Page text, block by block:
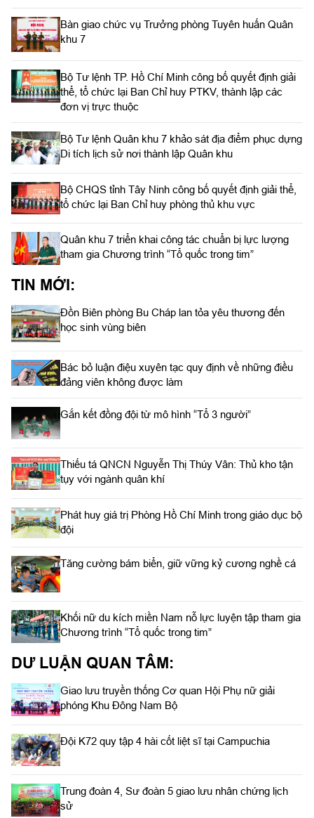
Bàn giao chức vụ Trưởng phòng Tuyên huấn Quân
khu 7
Bộ Tư lệnh TP. Hồ Chí Minh công bố quyết định giải
thể, tổ chức lại Ban Chỉ huy PTKV, thành lập các
đơn vị trực thuộc
Bộ Tư lệnh Quân khu 7 khảo sát địa điểm phục dựng
Di tích lịch sử nơi thành lập Quân khu
Bộ CHQS tỉnh Tây Ninh công bố quyết định giải thể,
tổ chức lại Ban Chỉ huy phòng thủ khu vực
Quân khu 7 triển khai công tác chuẩn bị lực lượng
tham gia Chương trình “Tổ quốc trong tim”
TIN MỚI:
Đồn Biên phòng Bu Cháp lan tỏa yêu thương đến
học sinh vùng biên
Bác bỏ luận điệu xuyên tạc quy định về những điều
đảng viên không được làm
Gắn kết đồng đội từ mô hình “Tổ 3 người”
Thiếu tá QNCN Nguyễn Thị Thúy Vân: Thủ kho tận
tụy với ngành quân khí
Phát huy giá trị Phòng Hồ Chí Minh trong giáo dục bộ
đội
Tăng cường bám biển, giữ vững kỷ cương nghề cá
Khối nữ du kích miền Nam nỗ lực luyện tập tham gia
Chương trình “Tổ quốc trong tim”
DƯ LUẬN QUAN TÂM:
Giao lưu truyền thống Cơ quan Hội Phụ nữ giải
phóng Khu Đông Nam Bộ
Đội K72 quy tập 4 hài cốt liệt sĩ tại Campuchia
Trung đoàn 4, Sư đoàn 5 giao lưu nhân chứng lịch
sử